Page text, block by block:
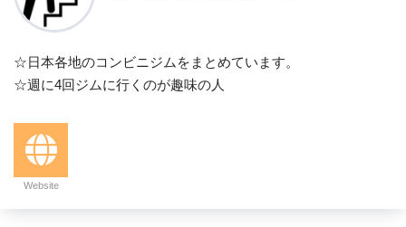
☆日本各地のコンビニジムをまとめています。
☆週に4回ジムに行くのが趣味の人
Website